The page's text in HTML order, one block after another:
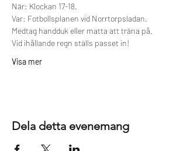
När: Klockan 17-18.
Var: Fotbollsplanen vid Norrtorpsladan.
Medtag handduk eller matta att träna på.
Vid ihållande regn ställs passet in!
Visa mer
Dela detta evenemang